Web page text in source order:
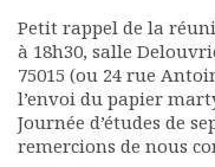
L’association
Qui sommes-nous ?
Présentation vidéo
Le bureau
Statuts de l’association
Petit rappel de la
à 18h30, salle
75015 (ou 24 rue
l’envoi du papier
Journée d’études de
remercions de nous